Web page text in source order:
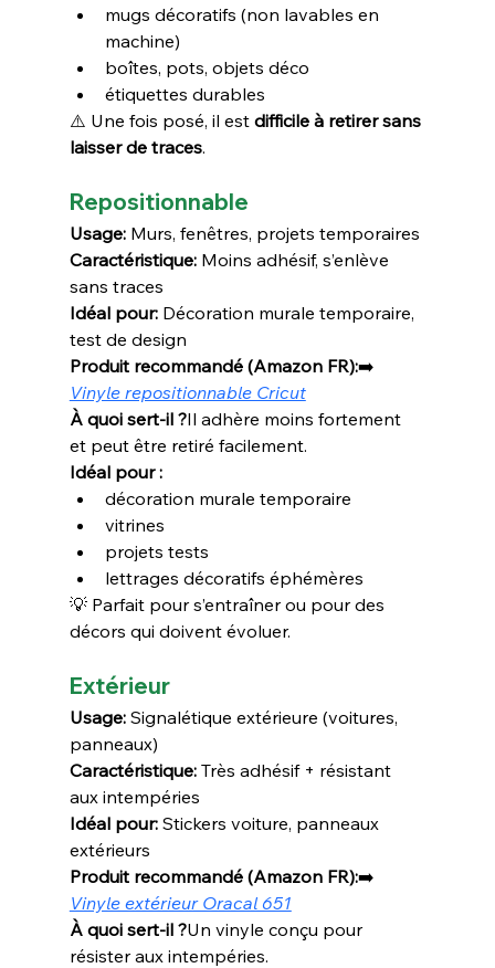
mugs décoratifs (non lavables en
machine)
boîtes, pots, objets déco
étiquettes durables
⚠️ Une fois posé, il est difficile à retirer sans
laisser de traces.
Repositionnable
Usage: Murs, fenêtres, projets temporaires
Caractéristique: Moins adhésif, s’enlève
sans traces
Idéal pour: Décoration murale temporaire,
test de design
Produit recommandé (Amazon FR):➡️
Vinyle repositionnable Cricut
À quoi sert-il ?Il adhère moins fortement
et peut être retiré facilement.
Idéal pour :
décoration murale temporaire
vitrines
projets tests
lettrages décoratifs éphémères
💡 Parfait pour s’entraîner ou pour des
décors qui doivent évoluer.
Extérieur
Usage: Signalétique extérieure (voitures,
panneaux)
Caractéristique: Très adhésif + résistant
aux intempéries
Idéal pour: Stickers voiture, panneaux
extérieurs
Produit recommandé (Amazon FR):➡️
Vinyle extérieur Oracal 651
À quoi sert-il ?Un vinyle conçu pour
résister aux intempéries.